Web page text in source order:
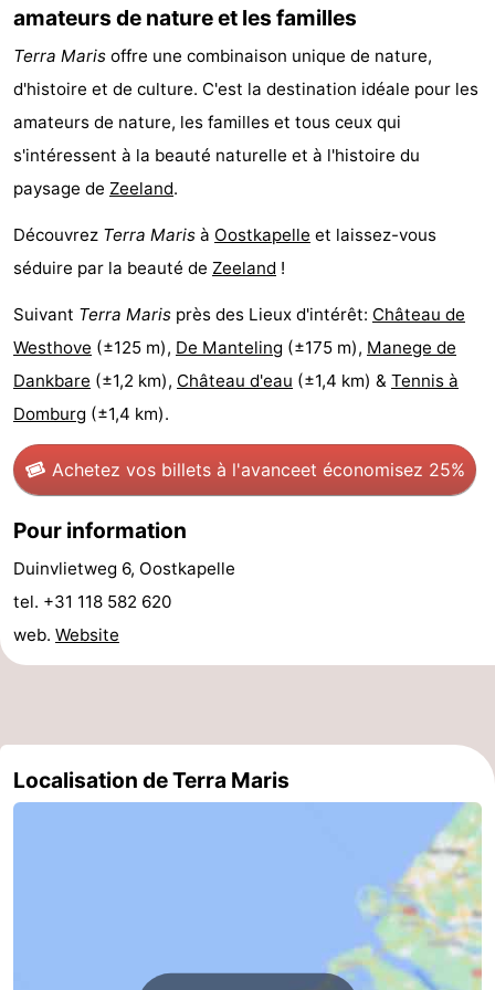
-
Stationnement
Adresses
Médicales
Région
Zeeland
Schouwen-
Renesse
-
Bruinisse
-
Zierikzee
-
Oosterschelde
Burgh
-
van
Veere
-
amateurs de nature et les familles
Terra Maris offre une combinaison unique de nature,
d'histoire et de culture. C'est la destination idéale pour les
amateurs de nature, les familles et tous ceux qui
s'intéressent à la beauté naturelle et à l'histoire du
paysage de Zeeland.
Découvrez Terra Maris à Oostkapelle et laissez-vous
séduire par la beauté de Zeeland !
Suivant Terra Maris près des Lieux d'intérêt: Château de
Westhove (±125 m), De Manteling (±175 m), Manege de
Dankbare (±1,2 km), Château d'eau (±1,4 km) & Tennis à
Domburg (±1,4 km).
Achetez vos billets à l'avanceet économisez 25%
Pour information
Duinvlietweg 6, Oostkapelle
tel. +31 118 582 620
web. Website
Localisation de Terra Maris